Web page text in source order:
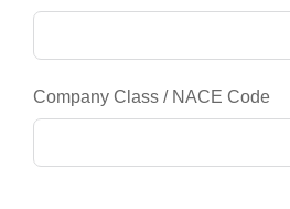
Company Class / NACE Code